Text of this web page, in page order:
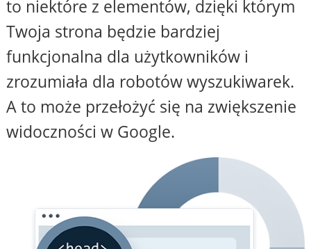
to niektóre z elementów, dzięki którym
Twoja strona będzie bardziej
funkcjonalna dla użytkowników i
zrozumiała dla robotów wyszukiwarek.
A to może przełożyć się na zwiększenie
widoczności w Google.